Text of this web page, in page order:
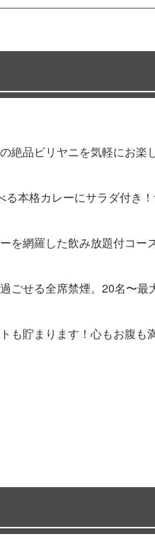
絶品ビリヤニを気軽にお
本格カレーにサラダ付き
を網羅した飲み放題付コー
ごせる全席禁煙。20名〜最
も貯まります！心もお腹も